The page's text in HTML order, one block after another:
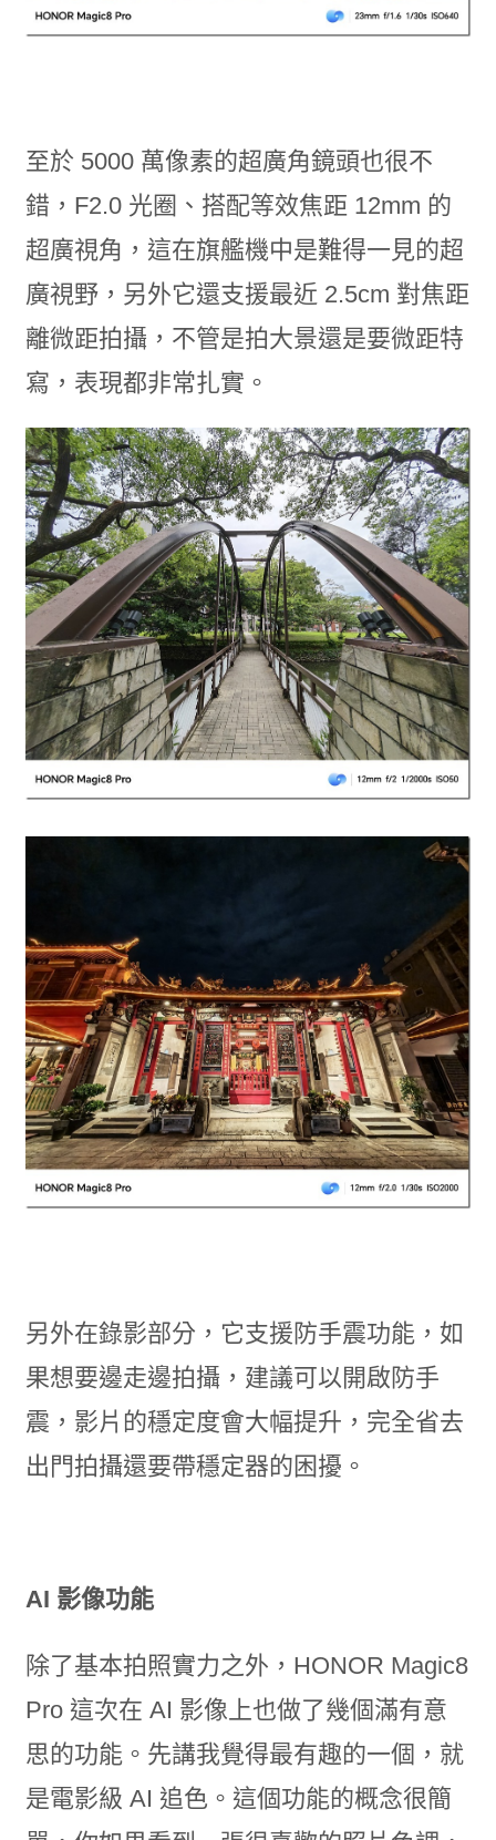
至於 5000 萬像素的超廣角鏡頭也很不
錯，F2.0 光圈、搭配等效焦距 12mm 的
超廣視角，這在旗艦機中是難得一見的超
廣視野，另外它還支援最近 2.5cm 對焦距
離微距拍攝，不管是拍大景還是要微距特
寫，表現都非常扎實。
另外在錄影部分，它支援防手震功能，如
果想要邊走邊拍攝，建議可以開啟防手
震，影片的穩定度會大幅提升，完全省去
出門拍攝還要帶穩定器的困擾。
AI 影像功能
除了基本拍照實力之外，HONOR Magic8
Pro 這次在 AI 影像上也做了幾個滿有意
思的功能。先講我覺得最有趣的一個，就
是電影級 AI 追色。這個功能的概念很簡